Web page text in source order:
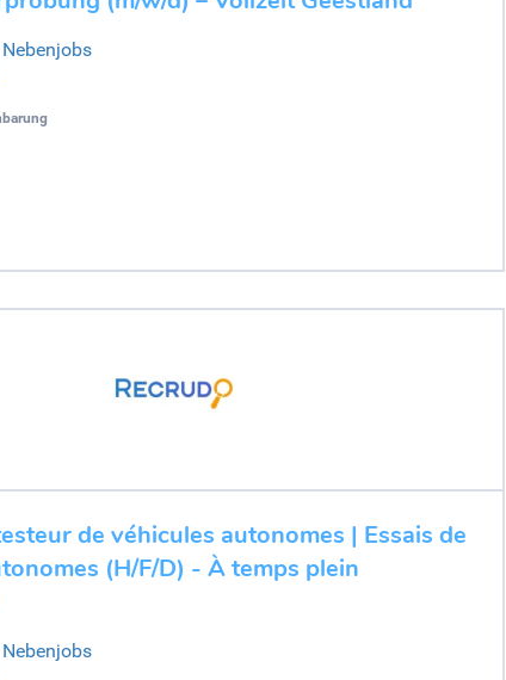
Nebenjobs
de véhicules autonomes | Essais de
(H/F/D) - À temps plein
Nebenjobs